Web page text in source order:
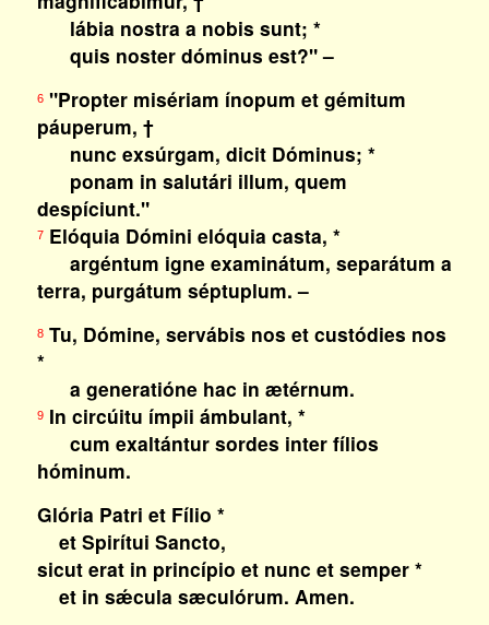
lábia nostra a nobis sunt; *
quis noster dóminus est?" –
6"Propter misériam ínopum et gémitum
páuperum, †
nunc exsúrgam, dicit Dóminus; *
ponam in salutári illum, quem
despíciunt."
7Elóquia Dómini elóquia casta, *
argéntum igne examinátum, separátum a
terra, purgátum séptuplum. –
8Tu, Dómine, servábis nos et custódies nos
*
a generatióne hac in ætérnum.
9In circúitu ímpii ámbulant, *
cum exaltántur sordes inter fílios
hóminum.
Glória Patri et Fílio *
et Spirítui Sancto,
sicut erat in princípio et nunc et semper *
et in sǽcula sæculórum. Amen.